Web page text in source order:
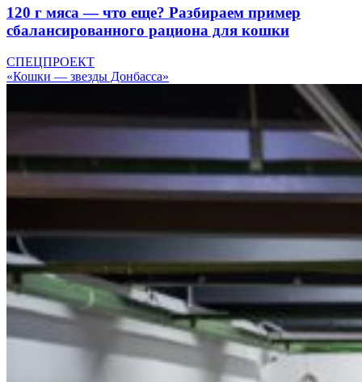
120 г мяса — что еще? Разбираем пример
сбалансированного рациона для кошки
СПЕЦПРОЕКТ
«Кошки — звезды Донбасса»